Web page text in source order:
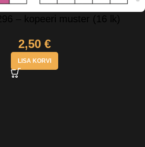
– kopeeri muster (16 lk)
2,50 €
LISA KORVI